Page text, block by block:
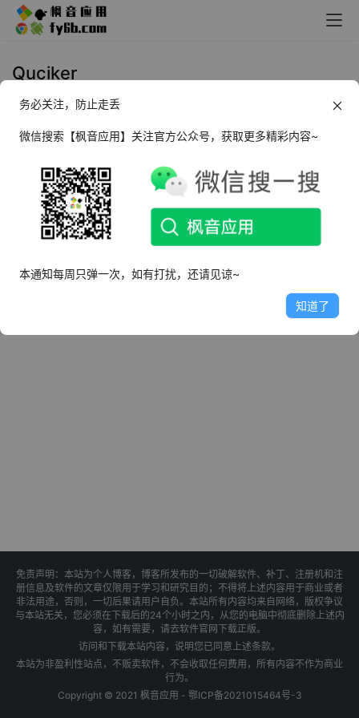
Quciker
_v1.43
2025年3月8日
免责声明：本站为个人博客，博客所发布的一切破解软件、补丁、注册机和注
册信息及软件的文章仅限用于学习和研究目的；不得将上述内容用于商业或者
非法用途，否则，一切后果请用户自负。本站所有内容均来自网络，版权争议
与本站无关，您必须在下载后的24个小时之内，从您的电脑中彻底删除上述内
容，如有需要，请去软件官网下载正版。
访问和下载本站内容，说明您已同意上述条款。
本站为非盈利性站点，不贩卖软件，不会收取任何费用，所有内容不作为商业
行为。
Copyright © 2021 枫音应用 - 鄂ICP备2021015464号-3
务必关注，防止走丢
微信搜索【枫音应用】关注官方公众号，获取更多精彩内容~
本通知每周只弹一次，如有打扰，还请见谅~
知道了